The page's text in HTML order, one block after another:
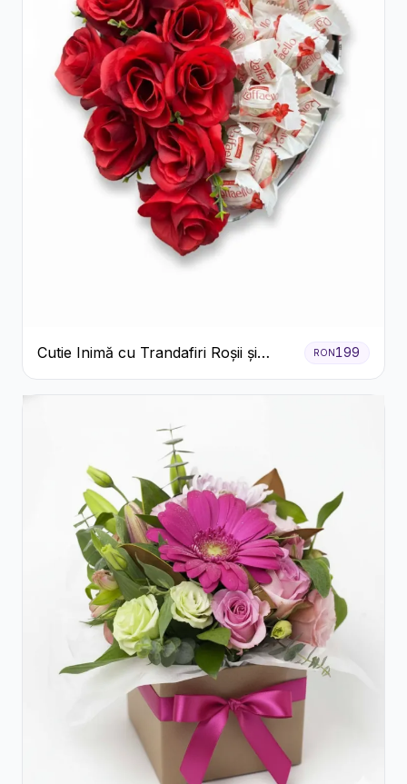
Cutie Inimă cu Trandafiri Roșii și
Raffaello
RON199